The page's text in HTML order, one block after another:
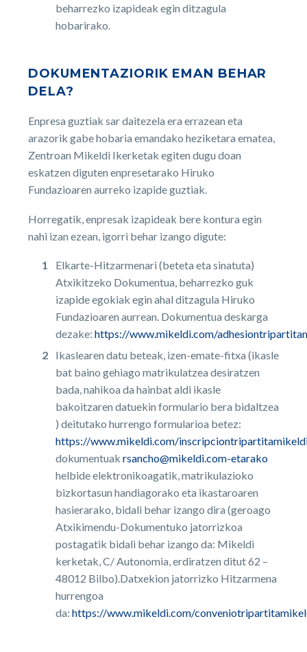
beharrezko izapideak egin ditzagula
hobarirako.
DOKUMENTAZIORIK EMAN BEHAR
DELA?
Enpresa guztiak sar daitezela era errazean eta
arazorik gabe hobaria emandako heziketara ematea,
Zentroan Mikeldi Ikerketak egiten dugu doan
eskatzen diguten enpresetarako Hiruko
Fundazioaren aurreko izapide guztiak.
Horregatik, enpresak izapideak bere kontura egin
nahi izan ezean, igorri behar izango digute:
Elkarte-Hitzarmenari (beteta eta sinatuta)
Atxikitzeko Dokumentua, beharrezko guk
izapide egokiak egin ahal ditzagula Hiruko
Fundazioaren aurrean. Dokumentua deskarga
dezake: https://www.mikeldi.com/
Ikaslearen datu beteak, izen-emate-fitxa (ikasle
bat baino gehiago matrikulatzea desiratzen
bada, nahikoa da hainbat aldi ikasle
bakoitzaren datuekin formulario bera bidaltzea
) deitutako hurrengo formularioa betez:
https://www.mikeldi.com/
dokumentuak rsancho@mikeldi.com-etarako
helbide elektronikoagatik, matrikulazioko
bizkortasun handiagorako eta ikastaroaren
hasierarako, bidali behar izango dira (geroago
Atxikimendu-Dokumentuko jatorrizkoa
postagatik bidali behar izango da: Mikeldi
kerketak, C/ Autonomia, erdiratzen ditut 62 –
48012 Bilbo).Datxekion jatorrizko Hitzarmena
hurrengoa
da: https://www.mikeldi.com/